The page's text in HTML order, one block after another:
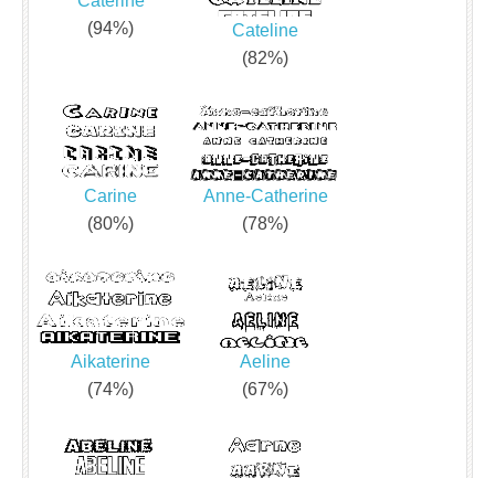
(94%)
Cateline
(82%)
Carine
(80%)
Anne-Catherine
(78%)
Aikaterine
(74%)
Aeline
(67%)